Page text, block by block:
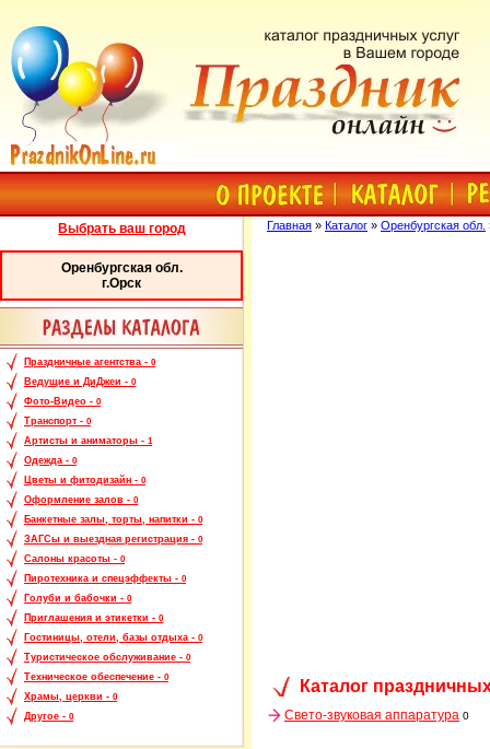
Выбрать ваш город
Оренбургская обл.
г.Орск
Праздничные агентства - 0
Ведущие и ДиДжеи - 0
Фото-Видео - 0
Транспорт - 0
Артисты и аниматоры - 1
Одежда - 0
Цветы и фитодизайн - 0
Оформление залов - 0
Банкетные залы, торты, напитки - 0
ЗАГСы и выездная регистрация - 0
Салоны красоты - 0
Пиротехника и спецэффекты - 0
Голуби и бабочки - 0
Приглашения и этикетки - 0
Гостиницы, отели, базы отдыха - 0
Туристическое обслуживание - 0
Техническое обеспечение - 0
Храмы, церкви - 0
Другое - 0
Главная » Каталог » Оренбургская обл.
Каталог
Свето-звуковая аппаратура 0